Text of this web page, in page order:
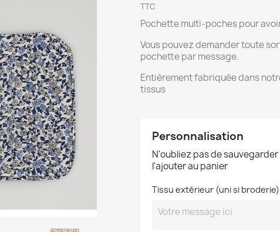
TTC
Pochette multi-poches pour
Vous pouvez demander toute
pochette par message.
Entièrement fabriquée dans
tissus
Personnalisation
N'oubliez pas de
l'ajouter au panier
Tissu extérieur (uni si broderie)